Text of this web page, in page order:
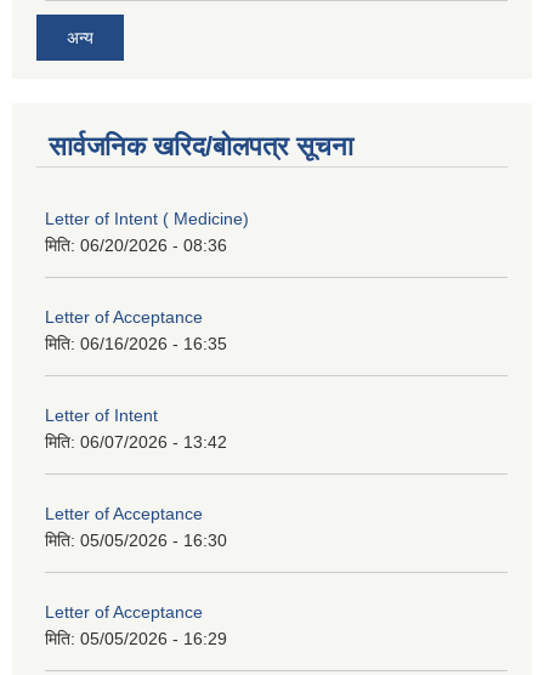
अन्य
सार्वजनिक खरिद/बोलपत्र सूचना
Letter of Intent ( Medicine)
मिति: 06/20/2026 - 08:36
Letter of Acceptance
मिति: 06/16/2026 - 16:35
Letter of Intent
मिति: 06/07/2026 - 13:42
Letter of Acceptance
मिति: 05/05/2026 - 16:30
Letter of Acceptance
मिति: 05/05/2026 - 16:29